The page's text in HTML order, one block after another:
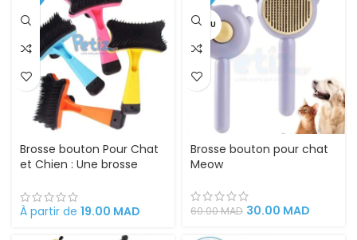
Brosse bouton Pour Chat
et Chien : Une brosse
toilettage réussi
À partir de 19.00 MAD
VENDU
Brosse bouton pour chat
Meow
60.00MAD 30.00 MAD